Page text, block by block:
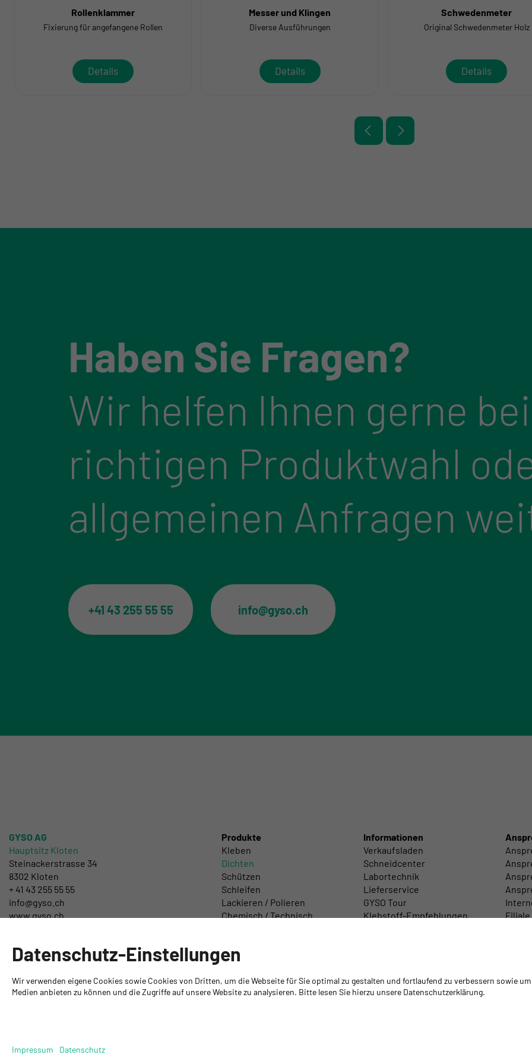
Rollenklammer
Fixierung für angefangene Rollen
Details
Messer und Klingen
Diverse Ausführungen
Details
Schwedenmeter
Original Schwedenmeter Holz
Details
Haben Sie Fragen?
Wir helfen Ihnen gerne
richtigen Produktwahl
allgemeinen Anfragen
+41 43 255 55 55 info@gyso.ch
Produkte
Kleben
Dichten
Schützen
Schleifen
Lackieren / Polieren
Chemisch / Technisch
Informationen
Verkaufsladen
Schneidcenter
Labortechnik
Lieferservice
GYSO Tour
Klebstoff-Empfehlungen
Filiale
GYSO AG
Hauptsitz Kloten
Steinackerstrasse 34
8302 Kloten
+ 41 43 255 55 55
info@gyso.ch
www.gyso.ch
© 2026 GYSO AG
Datenschutz-Einstellungen
Wir verwenden eigene Cookies sowie Cookies von Dritten, um die Webseite für Sie optimal zu gestalten und fortlaufend zu verbessern sowie
Medien anbieten zu können und die Zugriffe auf unsere Website zu analysieren. Bitte lesen Sie hierzu unsere Datenschutzerklärung.
Impressum Datenschutz